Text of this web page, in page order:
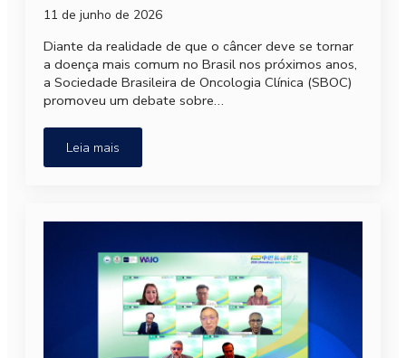
11 de junho de 2026
Diante da realidade de que o câncer deve se tornar
a doença mais comum no Brasil nos próximos anos,
a Sociedade Brasileira de Oncologia Clínica (SBOC)
promoveu um debate sobre…
Leia mais